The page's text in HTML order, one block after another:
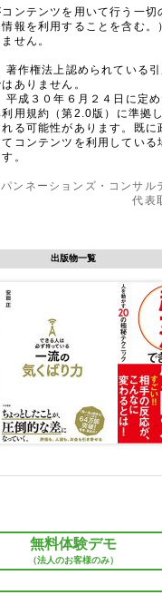
ンテンツを用いて行う一切
報を利用することを含む。
せん。
作権法上認められている
ありません。
成３０年６月２４日に定
用規約（第2.0版）に準拠
る可能性があります。既に
コンテンツを利用している
。
ンネーションズ・コンサル
代
出版物一覧
無料体験デモ
（法人のお客様のみ）